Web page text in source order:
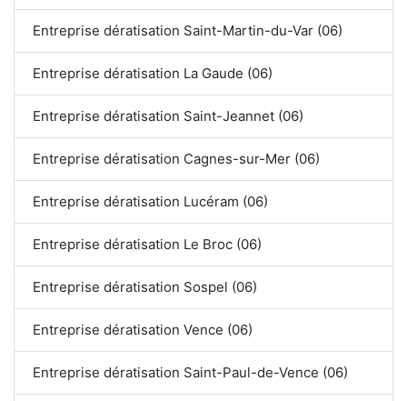
Entreprise dératisation Saint-Martin-du-Var (06)
Entreprise dératisation La Gaude (06)
Entreprise dératisation Saint-Jeannet (06)
Entreprise dératisation Cagnes-sur-Mer (06)
Entreprise dératisation Lucéram (06)
Entreprise dératisation Le Broc (06)
Entreprise dératisation Sospel (06)
Entreprise dératisation Vence (06)
Entreprise dératisation Saint-Paul-de-Vence (06)